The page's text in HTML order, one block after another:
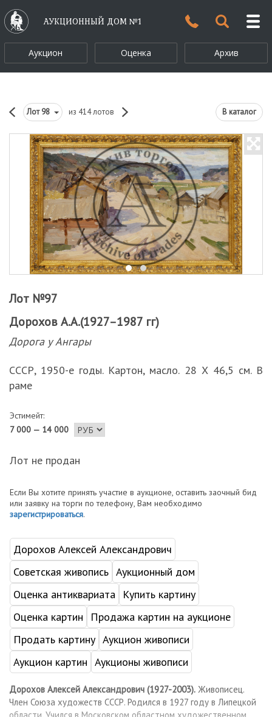
АУКЦИОННЫЙ ДОМ №1
Аукцион Оценка Архив
Лот98 из 414 лотов В каталог
Лот №97
Дорохов А.А.(1927–1987 гг)
Дорога у Ангары
СССР, 1950-е годы. Картон, масло. 28 Х 46,5 см. В
раме
Эстимейт:
7 000 — 14 000
Лот не продан
Если Вы хотите принять участие в аукционе, оставить заочный бид
или заявку на торги по телефону, Вам необходимо
зарегистрироваться.
Дорохов Алексей Александрович
Советская живопись Аукционный дом
Оценка антиквариата
Купить картину
Оценка картин
Продажа картин на аукционе
Продать картину Аукцион живописи
Аукцион картин Аукционы живописи
Дорохов Алексей Александрович (1927-2003). Живописец.
Член Союза художеств СССР. Родился в 1927 году в Липецкой